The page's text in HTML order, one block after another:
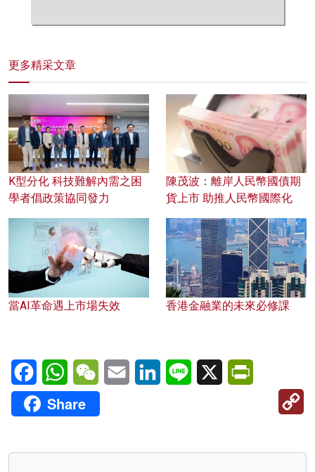
更多精采文章
K型分化 科技難解內需之困
學者倡政策協同發力
陳茂波：離岸人民幣國債期
貨上市 助推人民幣國際化
當AI革命遇上市場失效 香港金融業的未來必修課
FacebookWhatsAppWeChatEmail LinkedInLine X
Share